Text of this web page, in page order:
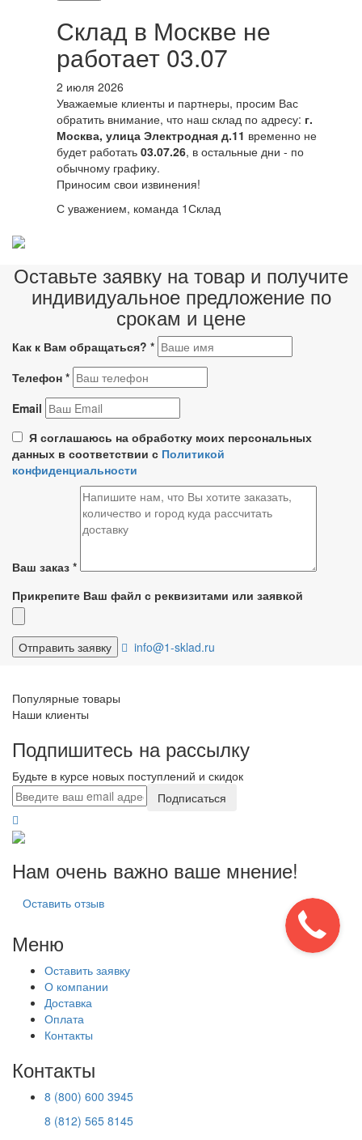
Склад в Москве не
работает 03.07
2 июля 2026
Уважаемые клиенты и партнеры, просим Вас
обратить внимание, что наш склад по адресу: г.
Москва, улица Электродная д.11 временно не
будет работать 03.07.26, в остальные дни - по
обычному графику.
Приносим свои извинения!
С уважением, команда 1Склад
Оставьте заявку на товар и получите
индивидуальное предложение по
срокам и цене
Как к Вам обращаться? *
Телефон *
Email
Я соглашаюсь на обработку моих персональных
данных в соответствии с Политикой
конфиденциальности
Ваш заказ *
Прикрепите Ваш файл с реквизитами или заявкой
info@1-sklad.ru
Популярные товары
Наши клиенты
Подпишитесь на рассылку
Будьте в курсе новых поступлений и скидок
Подписаться
Нам очень важно ваше мнение!
Оставить отзыв
Меню
Оставить заявку
О компании
Доставка
Оплата
Контакты
Контакты
8 (800) 600 3945
8 (812) 565 8145